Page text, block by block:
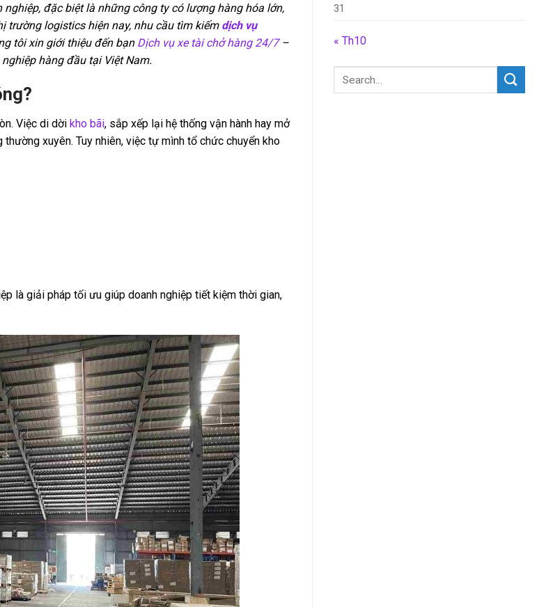
đặc biệt là những công ty có lượng hàng hóa lớn,
trường logistics hiện nay, nhu cầu tìm kiếm dịch vụ
tôi xin giới thiệu đến bạn Dịch vụ xe tài chở hàng 24/7–
hàng đầu tại Việt Nam.
Việc di dời kho bãi, sắp xếp lại hệ thống vận hành hay mở
xuyên. Tuy nhiên, việc tự mình tổ chức chuyển kho
là giải pháp tối ưu giúp doanh nghiệp tiết kiệm thời gian,
31
« Th10